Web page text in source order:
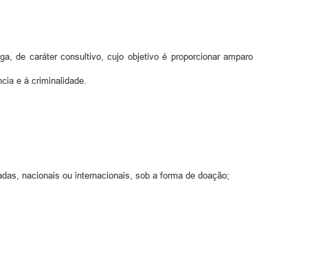
de caráter consultivo, cujo objetivo é proporcionar amparo
e à criminalidade.
nacionais ou internacionais, sob a forma de doação;